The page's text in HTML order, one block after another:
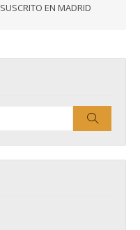
SUSCRITO EN MADRID